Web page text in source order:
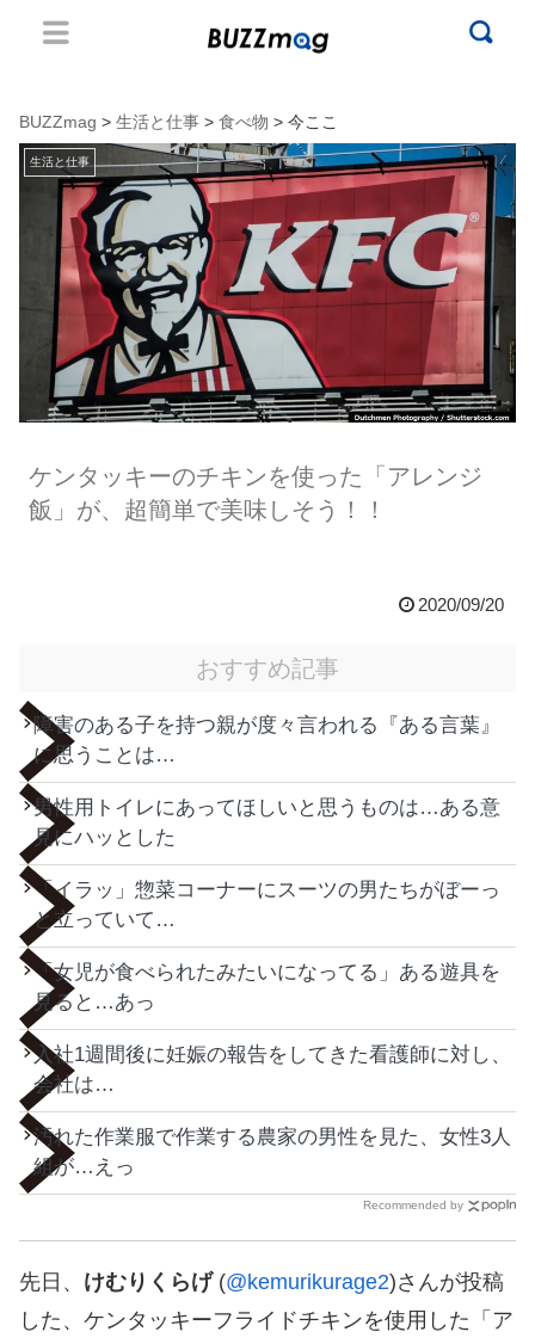
BUZZmag > 生活と仕事 > 食べ物 > 今ここ
生活と仕事
ケンタッキーのチキンを使った「アレンジ
飯」が、超簡単で美味しそう！！
2020/09/20
おすすめ記事
障害のある子を持つ親が度々言われる『ある言葉』
に思うことは…
男性用トイレにあってほしいと思うものは…ある意
見にハッとした
「イラッ」惣菜コーナーにスーツの男たちがぼーっ
と立っていて…
「女児が食べられたみたいになってる」ある遊具を
見ると…あっ
入社1週間後に妊娠の報告をしてきた看護師に対し、
会社は…
汚れた作業服で作業する農家の男性を見た、女性3人
組が…えっ
Recommended by
先日、 けむりくらげ(@kemurikurage2)さんが投稿
した、ケンタッキーフライドチキンを使用した「ア